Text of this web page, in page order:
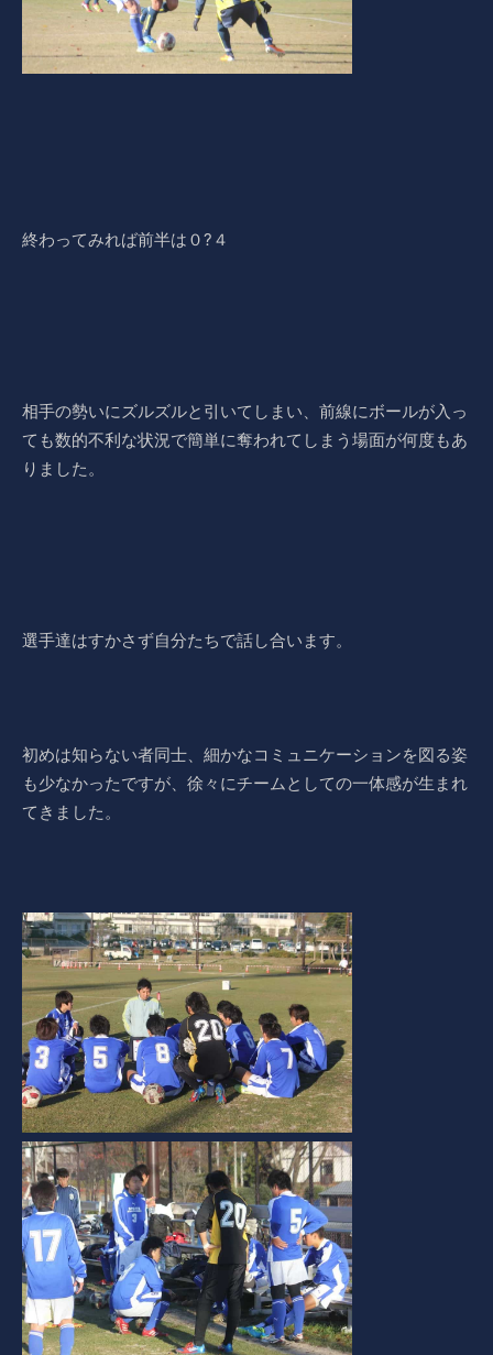
終わってみれば前半は０?４
相手の勢いにズルズルと引いてしまい、前線にボールが入っ
ても数的不利な状況で簡単に奪われてしまう場面が何度もあ
りました。
選手達はすかさず自分たちで話し合います。
初めは知らない者同士、細かなコミュニケーションを図る姿
も少なかったですが、徐々にチームとしての一体感が生まれ
てきました。